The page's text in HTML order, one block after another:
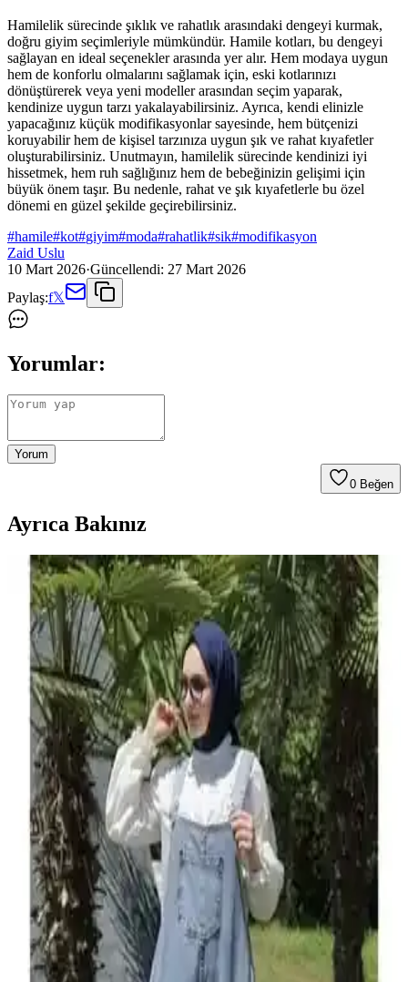
Hamilelik sürecinde şıklık ve rahatlık arasındaki dengeyi kurmak,
doğru giyim seçimleriyle mümkündür. Hamile kotları, bu dengeyi
sağlayan en ideal seçenekler arasında yer alır. Hem modaya uygun
hem de konforlu olmalarını sağlamak için, eski kotlarınızı
dönüştürerek veya yeni modeller arasından seçim yaparak,
kendinize uygun tarzı yakalayabilirsiniz. Ayrıca, kendi elinizle
yapacağınız küçük modifikasyonlar sayesinde, hem bütçenizi
koruyabilir hem de kişisel tarzınıza uygun şık ve rahat kıyafetler
oluşturabilirsiniz. Unutmayın, hamilelik sürecinde kendinizi iyi
hissetmek, hem ruh sağlığınız hem de bebeğinizin gelişimi için
büyük önem taşır. Bu nedenle, rahat ve şık kıyafetlerle bu özel
dönemi en güzel şekilde geçirebilirsiniz.
#hamile#kot#giyim#moda#rahatlik#sik#modifikasyon
Zaid Uslu
10 Mart 2026·Güncellendi: 27 Mart 2026
Paylaş:f𝕏
Yorumlar:
Yorum
0 Beğen
Ayrıca Bakınız
Hamilelikte Şık ve Rahat Görünmenizi Sağlayan
Elbise Seçenekleri ve Trendler
Hamilelikte stilinizi korumak ve konforu sağlamak için uygun elbise
seçimleri, trendler ve önerilerle dolu rehberimizle kendinizi özel
hissedin.
Hamilelik Döneminde Şık ve Konforlu Kot
Seçenekleri ve Kullanım İpuçları
Hamilelikte rahatlık ve şıklık için ideal olan hamile kotlarının
avantajları, kullanım ve modifiye yöntemleri ile doğru seçim
ipuçlarını içerir.
Hamile Bluz Modelleri: Rahat ve Şık Tasarımlarla
Hamilelik Dönemini Stil Sahibi Geçirin
Hamile bluz modelleri, şıklık ve rahatlığı bir arada sunar. Günlük ve
özel günler için uygun, doğal kumaşlar ve trend detaylarla
tasarlanmış çeşitli seçenekler bulunuyor.
Bernato Boyun Detaylı Ortası Boydan Boya Fileli
Vücut Çorabı Şık ve Sürdürülebilir Tasarım